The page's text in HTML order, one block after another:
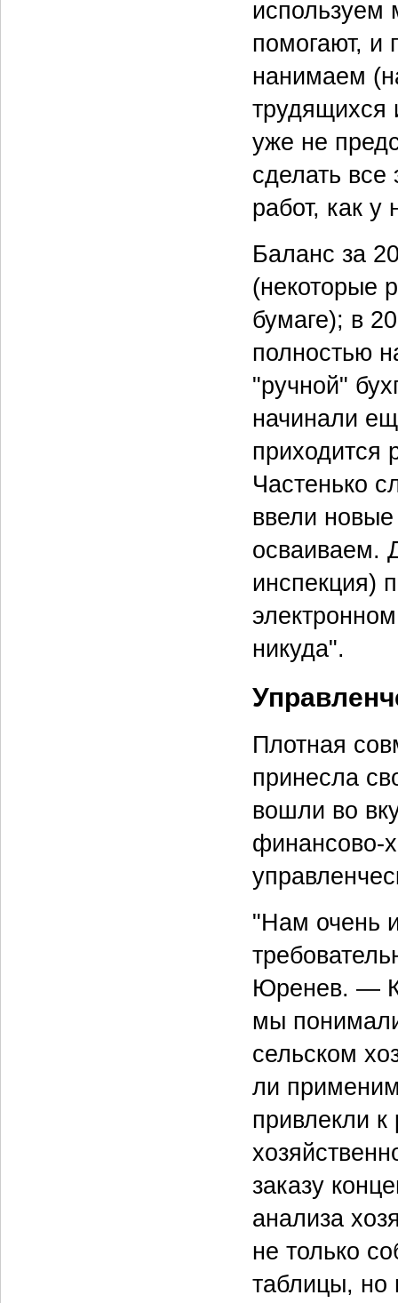
помогают, и
нанимаем
трудящихся
уже не
сделать
работ, как у
Баланс за
(некоторые
бумаге); в
полностью
"ручной"
начинали
приходится
Частенько
ввели
осваиваем.
инспекция)
никуда".
Плотная
принесла
вошли во
финансово-
"Нам очень
Юренев. —
мы
сельском
ли
привлекли
заказу
анализа
не только
таблицы, но